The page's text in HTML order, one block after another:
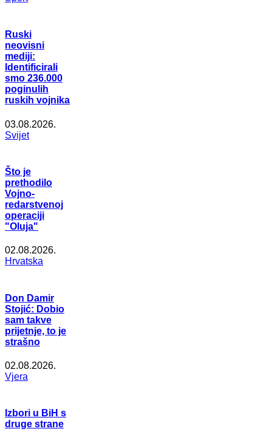
Ruski
neovisni
mediji:
Identificirali
smo 236.000
poginulih
ruskih vojnika
03.08.2026.
Svijet
Što je
prethodilo
Vojno-
redarstvenoj
operaciji
"Oluja"
02.08.2026.
Hrvatska
Don Damir
Stojić: Dobio
sam takve
prijetnje, to je
strašno
02.08.2026.
Vjera
Izbori u BiH s
druge strane